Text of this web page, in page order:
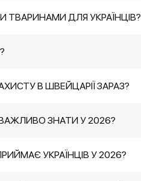
ТВАРИНАМИ ДЛЯ УКРАЇНЦІВ?
В ШВЕЙЦАРІЇ ЗАРАЗ?
ЗНАТИ У 2026?
УКРАЇНЦІВ У 2026?